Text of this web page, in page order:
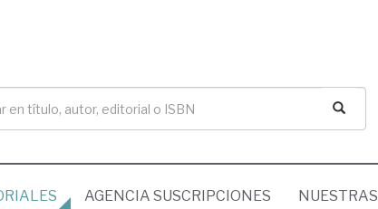
AGENCIA SUSCRIPCIONES NUESTRAS